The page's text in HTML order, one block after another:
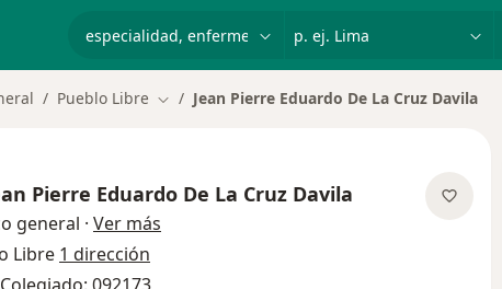
Pueblo Libre Cambiar de ciudad
Jean Pierre Eduardo De La Cruz Davila
Pierre Eduardo De La Cruz Davila
general · Ver más
Libre 1 dirección